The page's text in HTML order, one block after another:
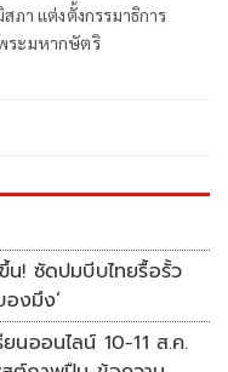
ภา แต่งตั้งกรรมาธิการ
ระมหากษัตริ
! ซัดปมบีบไทยรื้อรั้ว
องมึง’
นออนไลน์ 10-11 ส.ค.